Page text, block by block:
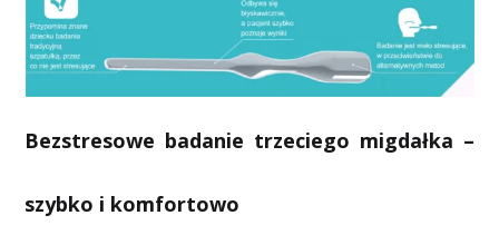
Bezstresowe badanie trzeciego migdałka –
szybko i komfortowo